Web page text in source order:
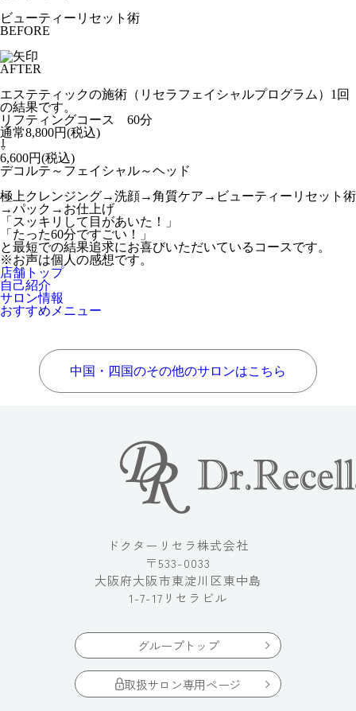
ビューティーリセット術
BEFORE
AFTER
エステティックの施術（リセラフェイシャルプログラム）1回
の結果です。
リフティングコース 60分
通常8,800円(税込)
⇩
6,600円(税込)
デコルテ～フェイシャル～ヘッド
極上クレンジング→洗顔→角質ケア→ビューティーリセット術
→パック→お仕上げ
「スッキリして目があいた！」
「たった60分ですごい！」
と最短での結果追求にお喜びいただいているコースです。
※お声は個人の感想です。
店舗トップ
自己紹介
サロン情報
おすすめメニュー
中国・四国のその他のサロンはこちら
ドクターリセラ株式会社
〒533-0033
大阪府大阪市東淀川区東中島
1-7-17リセラビル
グループトップ
取扱サロン専用ページ